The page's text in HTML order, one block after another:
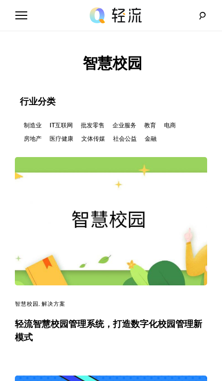
A
I
无
代
方
_
低
智慧校园
行业分类
制造业 IT互联网 批发零售 企业服务 教育
电商
房地产
医疗健康 文体传媒 社会公益 金融
智慧校园 , 解决方案
轻流智慧校园管理系统，打造数字化校园管理新
模式